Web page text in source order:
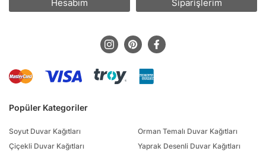
Popüler Kategoriler
Soyut Duvar Kağıtları
Çiçekli Duvar Kağıtları
Orman Temalı Duvar Kağıtları
Yaprak Desenli Duvar Kağıtları
Hesabım Siparişlerim